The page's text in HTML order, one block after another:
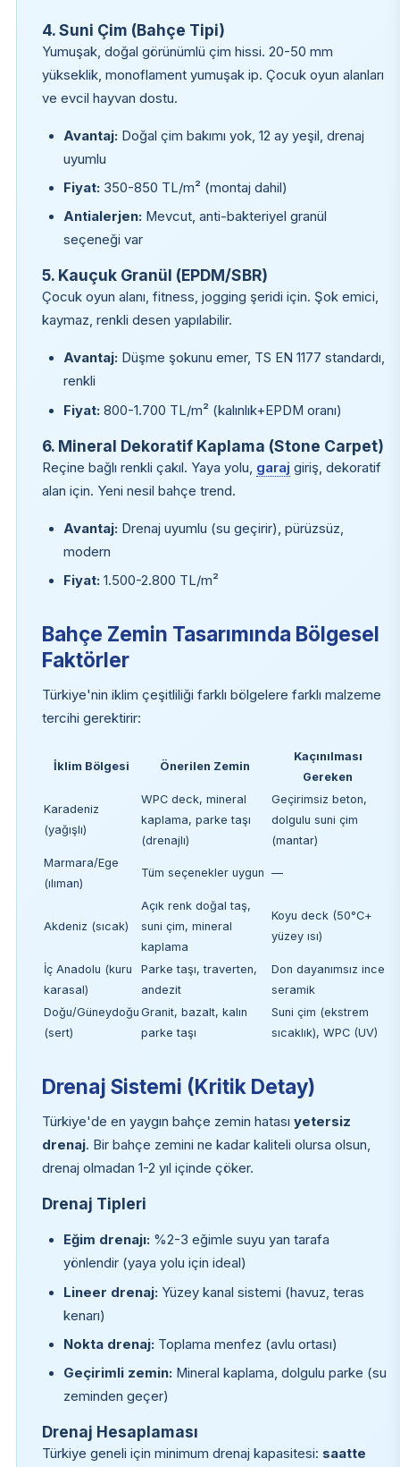
4. Suni Çim (Bahçe Tipi)
Yumuşak, doğal görünümlü çim hissi. 20-50 mm
yükseklik, monoflament yumuşak ip. Çocuk oyun alanları
ve evcil hayvan dostu.
Avantaj: Doğal çim bakımı yok, 12 ay yeşil, drenaj
uyumlu
Fiyat: 350-850 TL/m² (montaj dahil)
Antialerjen: Mevcut, anti-bakteriyel granül
seçeneği var
5. Kauçuk Granül (EPDM/SBR)
Çocuk oyun alanı, fitness, jogging şeridi için. Şok emici,
kaymaz, renkli desen yapılabilir.
Avantaj: Düşme şokunu emer, TS EN 1177 standardı,
renkli
Fiyat: 800-1.700 TL/m² (kalınlık+EPDM oranı)
6. Mineral Dekoratif Kaplama (Stone Carpet)
Reçine bağlı renkli çakıl. Yaya yolu, garaj giriş, dekoratif
alan için. Yeni nesil bahçe trend.
Avantaj: Drenaj uyumlu (su geçirir), pürüzsüz,
modern
Fiyat: 1.500-2.800 TL/m²
Bahçe Zemin Tasarımında Bölgesel
Faktörler
Türkiye'nin iklim çeşitliliği farklı bölgelere farklı malzeme
tercihi gerektirir:
İklim Bölgesi Önerilen Zemin
Kaçınılması
Gereken
Karadeniz
(yağışlı)
WPC deck, mineral
kaplama, parke taşı
(drenajlı)
Geçirimsiz beton,
dolgulu suni çim
(mantar)
Marmara/Ege
(ılıman)
Tüm seçenekler uygun —
Akdeniz (sıcak)
Açık renk doğal taş,
suni çim, mineral
kaplama
Koyu deck (50°C+
yüzey ısı)
İç Anadolu (kuru
karasal)
Parke taşı, traverten,
andezit
Don dayanımsız ince
seramik
Doğu/Güneydoğu
(sert)
Granit, bazalt, kalın
parke taşı
Suni çim (ekstrem
sıcaklık), WPC (UV)
Drenaj Sistemi (Kritik Detay)
Türkiye'de en yaygın bahçe zemin hatası yetersiz
drenaj. Bir bahçe zemini ne kadar kaliteli olursa olsun,
drenaj olmadan 1-2 yıl içinde çöker.
Drenaj Tipleri
Eğim drenajı: %2-3 eğimle suyu yan tarafa
yönlendir (yaya yolu için ideal)
Lineer drenaj: Yüzey kanal sistemi (havuz, teras
kenarı)
Nokta drenaj: Toplama menfez (avlu ortası)
Geçirimli zemin: Mineral kaplama, dolgulu parke (su
zeminden geçer)
Drenaj Hesaplaması
Türkiye geneli için minimum drenaj kapasitesi: saatte